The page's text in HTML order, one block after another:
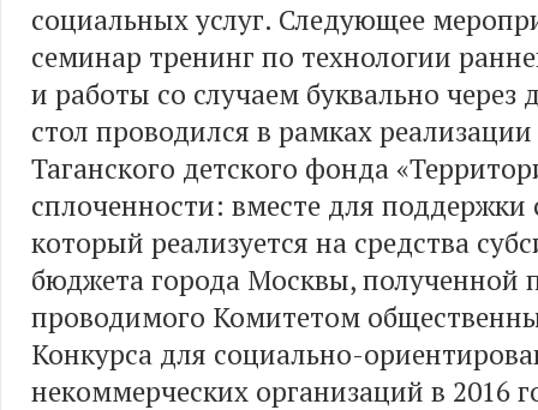
социальных услуг. Следующее
семинар тренинг по технологии
и работы со случаем буквально через
стол проводился в рамках
Таганского детского фонда
сплоченности: вместе для поддержки
который реализуется на средства
бюджета города Москвы, полученной
проводимого Комитетом
Конкурса для социально-
некоммерческих организаций в 2016